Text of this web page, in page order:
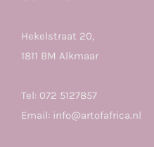
Hekelstraat 20,
1811 BM Alkmaar
Tel: 072 5127857
Email: info@artofafrica.nl